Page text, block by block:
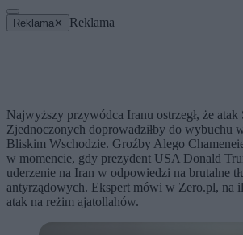
Reklama ✕ Reklama
Najwyższy przywódca Iranu ostrzegł, że atak
Zjednoczonych doprowadziłby do wybuchu
Bliskim Wschodzie. Groźby Alego
w momencie, gdy prezydent USA Donald
uderzenie na Iran w odpowiedzi na brutalne
antyrządowych. Ekspert mówi w Zero.pl, na
atak na reżim ajatollahów.